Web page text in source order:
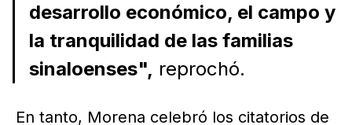
desarrollo económico, el campo y
la tranquilidad de las familias
sinaloenses", reprochó.
En tanto, Morena celebró los citatorios de